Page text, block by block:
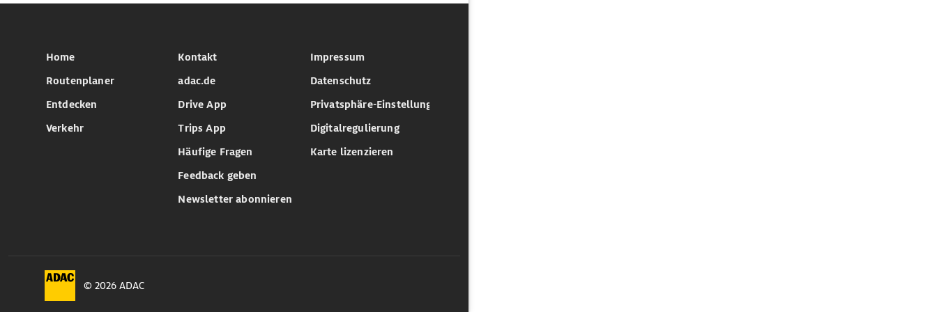
Home
Routenplaner
Entdecken
Verkehr
Kontakt
adac.de
Drive App
Trips App
Häufige Fragen
Feedback geben
Newsletter abonnieren
Impressum
Datenschutz
Privatsphäre-Einstellungen
Digitalregulierung
Karte lizenzieren
© 2026 ADAC